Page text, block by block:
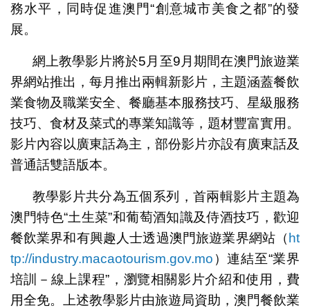
務水平，同時促進澳門“創意城市美食之都”的發
展。
網上教學影片將於5月至9月期間在澳門旅遊業
界網站推出，每月推出兩輯新影片，主題涵蓋餐飲
業食物及職業安全、餐廳基本服務技巧、星級服務
技巧、食材及菜式的專業知識等，題材豐富實用。
影片內容以廣東話為主，部份影片亦設有廣東話及
普通話雙語版本。
教學影片共分為五個系列，首兩輯影片主題為
澳門特色“土生菜”和葡萄酒知識及侍酒技巧，歡迎
餐飲業界和有興趣人士透過澳門旅遊業界網站（ht
tp://industry.macaotourism.gov.mo ）連結至“業界
培訓－線上課程”，瀏覽相關影片介紹和使用，費
用全免。上述教學影片由旅遊局資助，澳門餐飲業